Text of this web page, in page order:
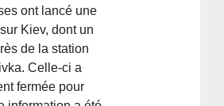
ont lancé une
Kiev, dont un
de la station
Celle-ci a
fermée pour